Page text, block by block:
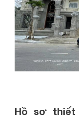
Hồ sơ thiết